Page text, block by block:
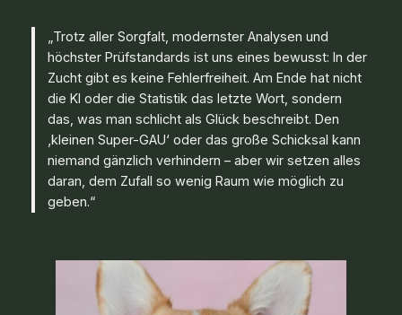
„Trotz aller Sorgfalt, modernster Analysen und
höchster Prüfstandards ist uns eines bewusst: In der
Zucht gibt es keine Fehlerfreiheit. Am Ende hat nicht
die KI oder die Statistik das letzte Wort, sondern
das, was man schlicht als Glück beschreibt. Den
‚kleinen Super-GAU‘ oder das große Schicksal kann
niemand gänzlich verhindern – aber wir setzen alles
daran, dem Zufall so wenig Raum wie möglich zu
geben.“